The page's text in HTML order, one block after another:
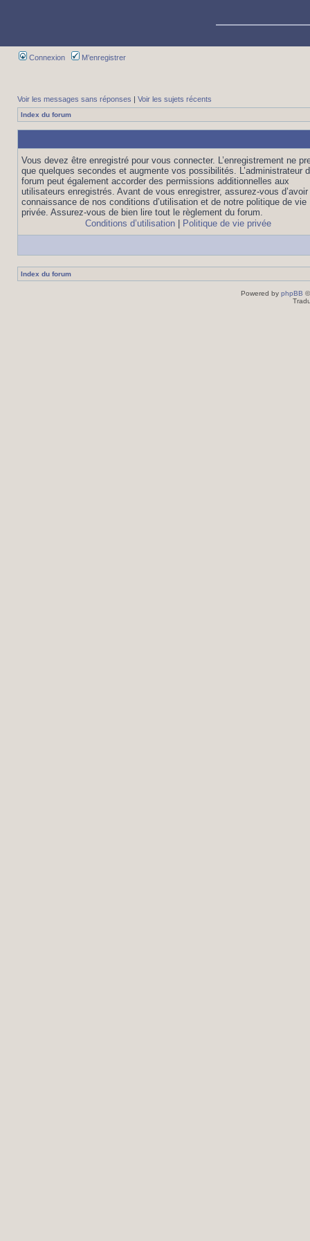
Connexion M’enregistrer
Voir les messages sans réponses | Voir les sujets récents
Index du forum
Vous devez être enregistré pour vous connecter. L’enregistrement ne
que quelques secondes et augmente vos possibilités. L’administrateur
forum peut également accorder des permissions additionnelles aux
utilisateurs enregistrés. Avant de vous enregistrer, assurez-vous
connaissance de nos conditions d’utilisation et de notre politique de vie
privée. Assurez-vous de bien lire tout le règlement du forum.
Conditions d’utilisation
Politique de vie privée
Index du forum
Powered by phpBB